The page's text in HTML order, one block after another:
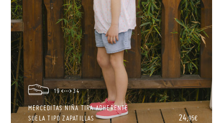
19 34
MERCEDITAS NIÑA TIRA ADHERENTE
SUELA TIPO ZAPATILLAS
24,95€